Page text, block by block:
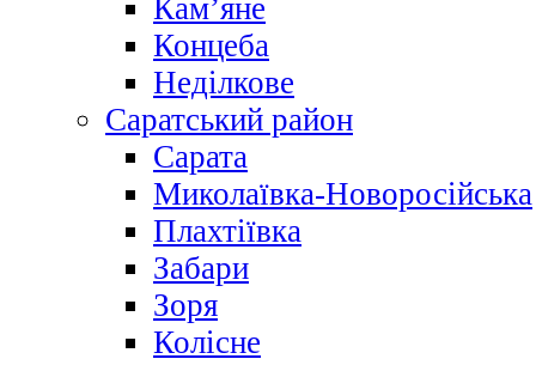
Кам’яне
Концеба
Неділкове
Саратський район
Сарата
Миколаївка-Новоросійська
Плахтіївка
Забари
Зоря
Колісне